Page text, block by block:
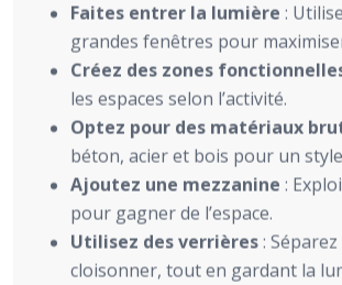
Faites entrer la lumière :
grandes fenêtres pour
Créez des zones
les espaces selon l’activité.
Optez pour des matériaux
béton, acier et bois pour un
Ajoutez une mezzanine :
pour gagner de l’espace.
Utilisez des verrières:
cloisonner, tout en gardant la